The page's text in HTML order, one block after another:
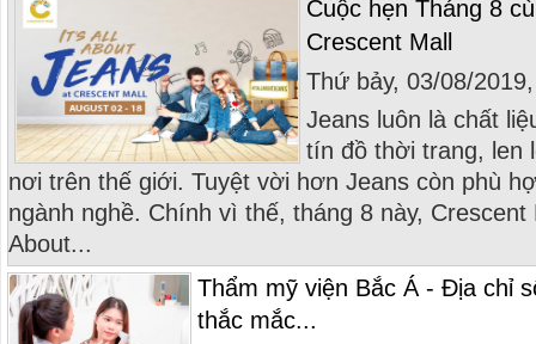
Cuộc hẹn Tháng 8
Crescent Mall
Thứ bảy, 03/08/
Jeans luôn là chất
tín đồ thời trang, len
nơi trên thế giới. Tuyệt vời hơn Jeans còn phù
ngành nghề. Chính vì thế, tháng 8 này,
About...
Thẩm mỹ viện Bắc Á - Địa chỉ
thắc mắc...